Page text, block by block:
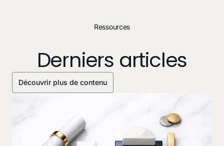
Ressources
Derniers articles
Découvrir plus de contenu